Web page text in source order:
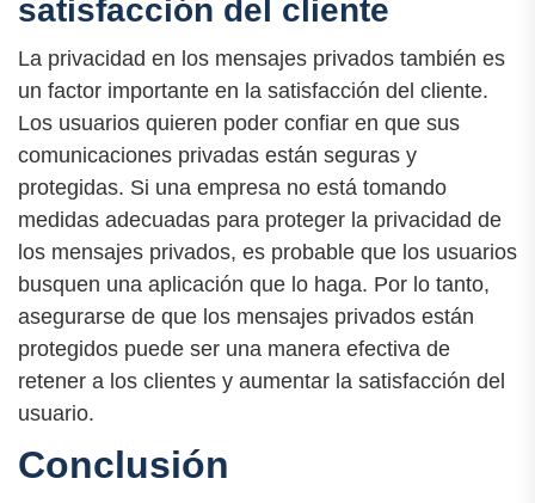
satisfacción del cliente
La privacidad en los mensajes privados también es
un factor importante en la satisfacción del cliente.
Los usuarios quieren poder confiar en que sus
comunicaciones privadas están seguras y
protegidas. Si una empresa no está tomando
medidas adecuadas para proteger la privacidad de
los mensajes privados, es probable que los usuarios
busquen una aplicación que lo haga. Por lo tanto,
asegurarse de que los mensajes privados están
protegidos puede ser una manera efectiva de
retener a los clientes y aumentar la satisfacción del
usuario.
Conclusión